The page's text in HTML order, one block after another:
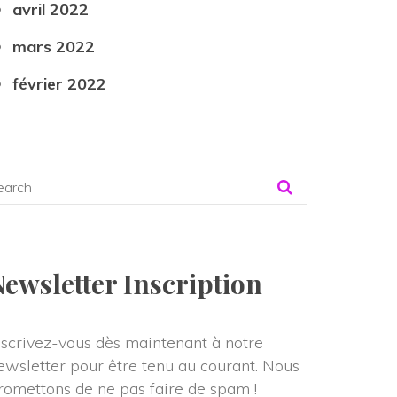
avril 2022
mars 2022
février 2022
Inscription
vous dès maintenant à notre
pour être tenu au courant. Nous
de ne pas faire de spam !